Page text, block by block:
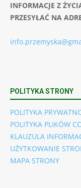
INFORMACJE Z
PRZESYŁAĆ NA
POLITYKA STRONY
POLITYKA
POLITYKA PLIKÓW
KLAUZULA
UŻYTKOWANIE
MAPA STRONY